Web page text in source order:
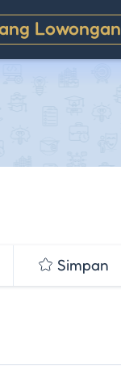
Lowongan
Simpan